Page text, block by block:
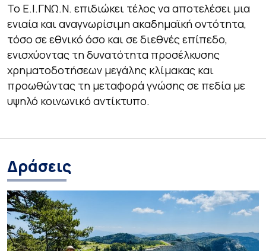
Το Ε.Ι.ΓΝΩ.Ν. επιδιώκει τέλος να αποτελέσει μια
ενιαία και αναγνωρίσιμη ακαδημαϊκή οντότητα,
τόσο σε εθνικό όσο και σε διεθνές επίπεδο,
ενισχύοντας τη δυνατότητα προσέλκυσης
χρηματοδοτήσεων μεγάλης κλίμακας και
προωθώντας τη μεταφορά γνώσης σε πεδία με
υψηλό κοινωνικό αντίκτυπο.
Δράσεις